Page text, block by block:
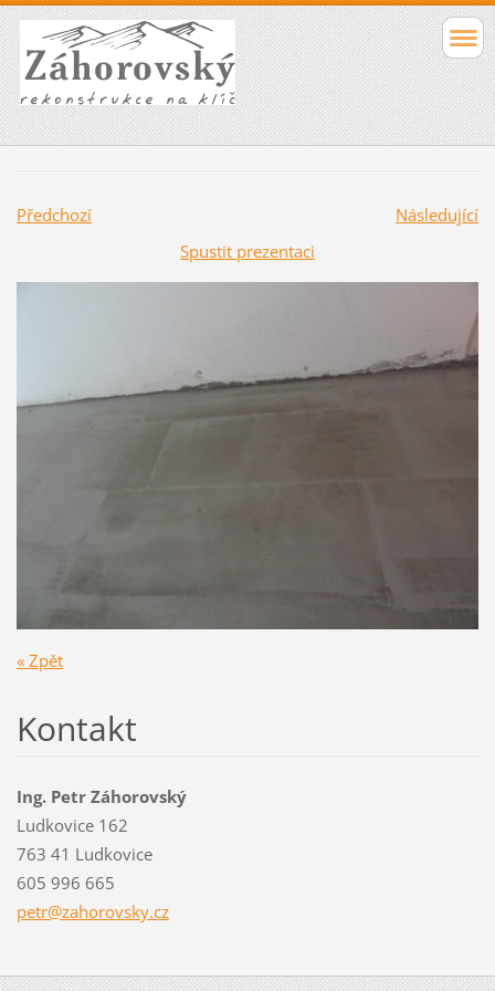
Předchozí
Následující
Spustit prezentaci
« Zpět
Kontakt
Ing. Petr Záhorovský
Ludkovice 162
763 41 Ludkovice
605 996 665
petr@zahorovsky.cz